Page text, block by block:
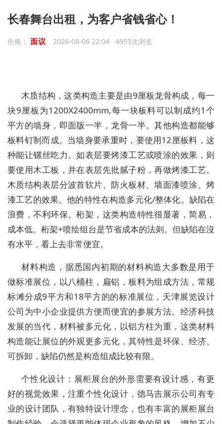
长春舞台出租，为客户省钱省心！
价格： 面议 2026-08-06 22:04 4953次浏览
木质结构，这类构造主要是由9厘板龙骨构成，每一
块9厘板为1200X2400mm,每一块板料可以制成约1个
平方的墙身，即面版一半，龙骨一半。其他构造都能够
板料钉制而成。当墙身要承重时，要使用12厘板料，这
种能让镙丝吃力。如表层要烤漆工艺或喷涂的效果，则
要使用木工板，并在表层先批腻子粉，再做烤漆工艺。
木质结构表层分波首软片、防火板材、墙面漆喷涂、烤
漆工艺的效果。他的特性在构造多元化/整体化。缺陷在
浪费，不利环保。桁架，这类构造特性很显著，简易，
成本低。桁架+喷绘组台是节省成本的法则。但缺陷在沒
有水平，看上去非常便宜。
材料构造，据悉国内初期的材料构造大多数是用于
做标准展位，以八桶柱，扁铝，板料为组成方法，常规
标滩分成9平方和18平方的的标准展位，天津展览设计
公司为中小企业提供方便而便宜的参展方法。经济科技
发展的当代，材料被多元化，以铝方柱为重，这类材料
构造能让展位的外观更多元化，其特性是环保、经济、
可拆卸，缺陷仍然是构造组成比较有限。
个性化设计：展柜展台的外形需要有设计感，有更
好的视觉效果，注重个性化设计，德马吉展示公司有专
业的设计团队，有独特设计理念，也有丰富的展柜展台